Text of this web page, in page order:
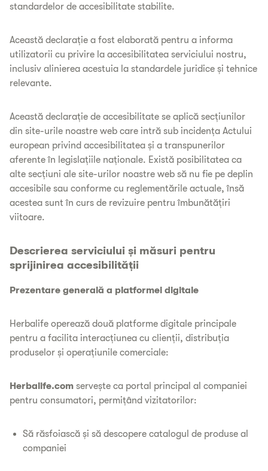
standardelor de accesibilitate stabilite.
Această declarație a fost elaborată pentru a informa
utilizatorii cu privire la accesibilitatea serviciului nostru,
inclusiv alinierea acestuia la standardele juridice și tehnice
relevante.
Această declarație de accesibilitate se aplică secțiunilor
din site-urile noastre web care intră sub incidența Actului
european privind accesibilitatea și a transpunerilor
aferente în legislațiile naționale. Există posibilitatea ca
alte secțiuni ale site-urilor noastre web să nu fie pe deplin
accesibile sau conforme cu reglementările actuale, însă
acestea sunt în curs de revizuire pentru îmbunătățiri
viitoare.
Descrierea serviciului și măsuri pentru
sprijinirea accesibilității
Prezentare generală a platformei digitale
Herbalife operează două platforme digitale principale
pentru a facilita interacțiunea cu clienții, distribuția
produselor și operațiunile comerciale:
Herbalife.com servește ca portal principal al companiei
pentru consumatori, permițând vizitatorilor:
Să răsfoiască și să descopere catalogul de produse al
companiei